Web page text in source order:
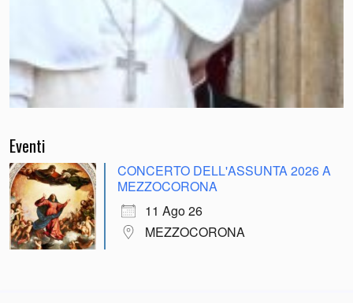
Eventi
CONCERTO DELL'ASSUNTA 2026 A
MEZZOCORONA
11 Ago 26
MEZZOCORONA